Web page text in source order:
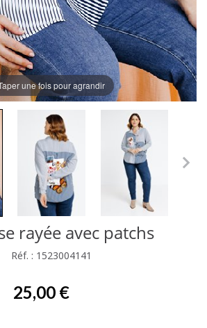
une fois pour agrandir
rayée avec patchs
Réf. : 1523004141
25,00 €